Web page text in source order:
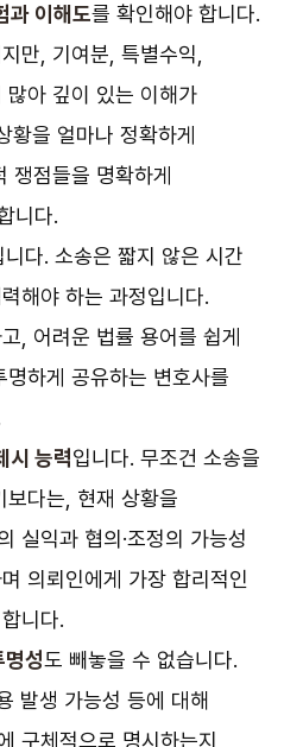
과 이해도를 확인해야 합니다.
만, 기여분, 특별수익,
아 깊이 있는 이해가
황을 얼마나 정확하게
쟁점들을 명확하게
니다.
니다. 소송은 짧지 않은 시간
해야 하는 과정입니다.
, 어려운 법률 용어를 쉽게
하게 공유하는 변호사를
시 능력입니다. 무조건 소송을
다는, 현재 상황을
실익과 협의·조정의 가능성
의뢰인에게 가장 합리적인
니다.
성도 빼놓을 수 없습니다.
발생 가능성 등에 대해
구체적으로 명시하는지